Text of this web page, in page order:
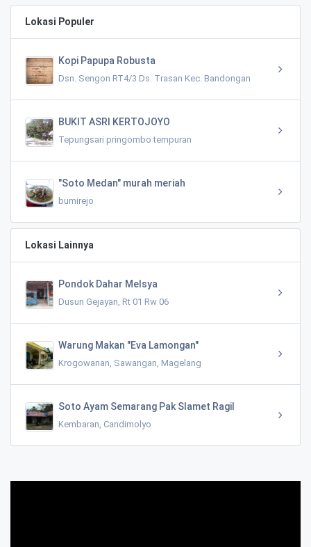
Lokasi Populer
Kopi Papupa Robusta
Dsn. Sengon RT4/3 Ds. Trasan Kec. Bandongan
BUKIT ASRI KERTOJOYO
Tepungsari pringombo tempuran
"Soto Medan" murah meriah
bumirejo
Lokasi Lainnya
Pondok Dahar Melsya
Dusun Gejayan, Rt 01 Rw 06
Warung Makan "Eva Lamongan"
Krogowanan, Sawangan, Magelang
Soto Ayam Semarang Pak Slamet Ragil
Kembaran, Candimolyo